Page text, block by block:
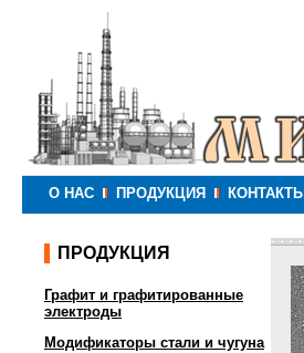
О НАС ПРОДУКЦИЯ КОНТАКТЫ
ПРОДУКЦИЯ
Графит и графитированные
электроды
Модификаторы стали и чугуна